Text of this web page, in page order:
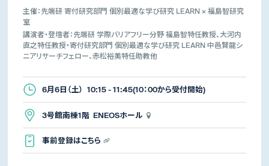
主催：先端研 寄付研究部門 個別最適な学び研究 LEARN × 福島智研究
室
講演者・登壇者：先端研 学際バリアフリー分野 福島智特任教授、大河内
直之特任教授・寄付研究部門 個別最適な学び研究 LEARN 中邑賢龍シ
ニアリサーチフェロー、赤松裕美特任助教他
6月6日（土） 10:15 - 11:45(10：00から受付開始)
3号館南棟1階 ENEOSホール
事前登録はこちら